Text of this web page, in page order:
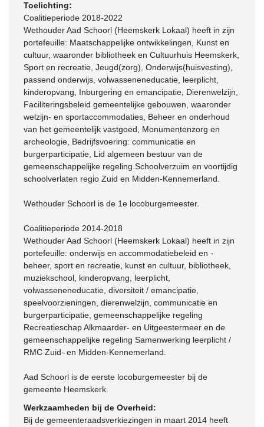
Toelichting:
Coalitieperiode 2018-2022
Wethouder Aad Schoorl (Heemskerk Lokaal) heeft in zijn
portefeuille: Maatschappelijke ontwikkelingen, Kunst en
cultuur, waaronder bibliotheek en Cultuurhuis Heemskerk,
Sport en recreatie, Jeugd(zorg), Onderwijs(huisvesting),
passend onderwijs, volwasseneneducatie, leerplicht,
kinderopvang, Inburgering en emancipatie, Dierenwelzijn,
Faciliteringsbeleid gemeentelijke gebouwen, waaronder
welzijn- en sportaccommodaties, Beheer en onderhoud
van het gemeentelijk vastgoed, Monumentenzorg en
archeologie, Bedrijfsvoering: communicatie en
burgerparticipatie, Lid algemeen bestuur van de
gemeenschappelijke regeling Schoolverzuim en voortijdig
schoolverlaten regio Zuid en Midden-Kennemerland.
Wethouder Schoorl is de 1e locoburgemeester.
Coalitieperiode 2014-2018
Wethouder Aad Schoorl (Heemskerk Lokaal) heeft in zijn
portefeuille: onderwijs en accommodatiebeleid en -
beheer, sport en recreatie, kunst en cultuur, bibliotheek,
muziekschool, kinderopvang, leerplicht,
volwasseneneducatie, diversiteit / emancipatie,
speelvoorzieningen, dierenwelzijn, communicatie en
burgerparticipatie, gemeenschappelijke regeling
Recreatieschap Alkmaarder- en Uitgeestermeer en de
gemeenschappelijke regeling Samenwerking leerplicht /
RMC Zuid- en Midden-Kennemerland.
Aad Schoorl is de eerste locoburgemeester bij de
gemeente Heemskerk.
Werkzaamheden bij de Overheid:
Bij de gemeenteraadsverkiezingen in maart 2014 heeft